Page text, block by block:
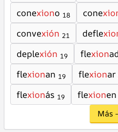
conexiono 18 cone
convexión 21 defle
deplexión 19 flexion
flexionan 19 flexionar
flexionás 19 flexionen
Más